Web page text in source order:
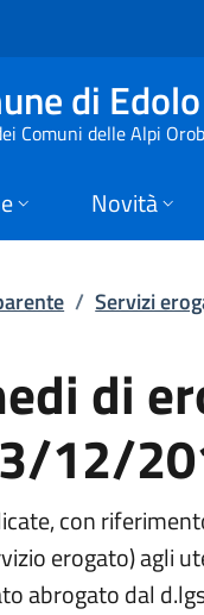
di Edolo
Comuni delle Alpi
Novità
/ Servizi
di
12/
con
erogato) agli
abrogato dal